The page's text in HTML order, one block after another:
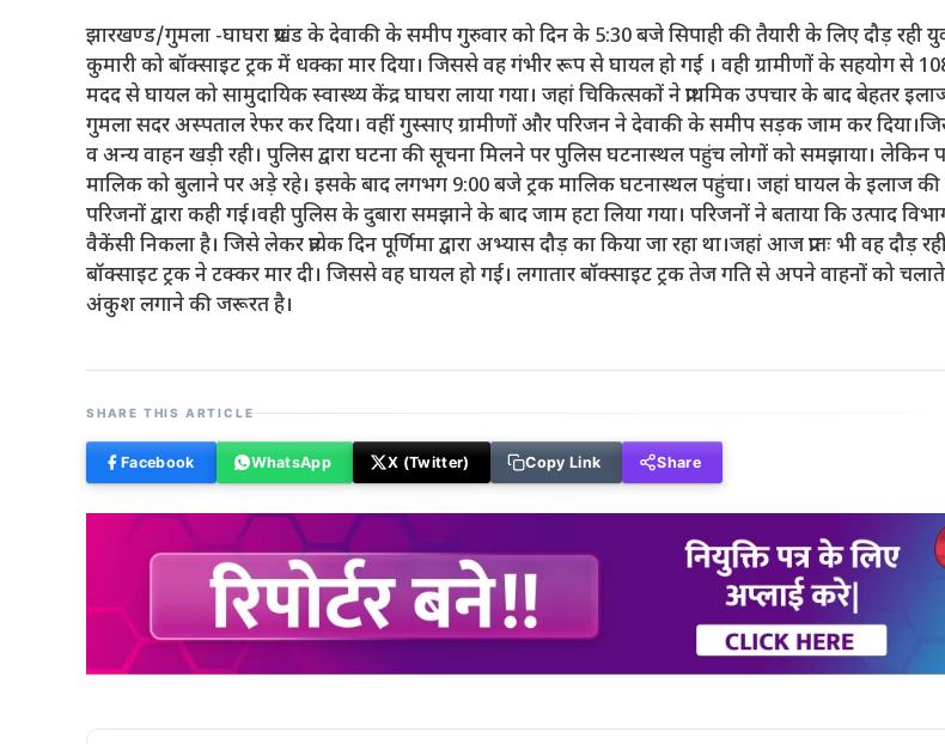
झारखण्ड/गुमला -घाघरा प्रखंड के देवाकी के समीप गुरुवार को दिन के 5:30 बजे सिपाही की तैयारी के लिए दौड़ रही
कुमारी को बॉक्साइट ट्रक में धक्का मार दिया। जिससे वह गंभीर रूप से घायल हो गई । वही ग्रामीणों के सहयोग से
मदद से घायल को सामुदायिक स्वास्थ्य केंद्र घाघरा लाया गया। जहां चिकित्सकों ने प्राथमिक उपचार के बाद बेहतर
गुमला सदर अस्पताल रेफर कर दिया। वहीं गुस्साए ग्रामीणों और परिजन ने देवाकी के समीप सड़क जाम कर
व अन्य वाहन खड़ी रही। पुलिस द्वारा घटना की सूचना मिलने पर पुलिस घटनास्थल पहुंच लोगों को समझाया। लेकिन
मालिक को बुलाने पर अड़े रहे। इसके बाद लगभग 9:00 बजे ट्रक मालिक घटनास्थल पहुंचा। जहां घायल के इलाज की
परिजनों द्वारा कही गई।वही पुलिस के दुबारा समझाने के बाद जाम हटा लिया गया। परिजनों ने बताया कि उत्पाद
वैकेंसी निकला है। जिसे लेकर प्रत्येक दिन पूर्णिमा द्वारा अभ्यास दौड़ का किया जा रहा था।जहां आज प्रातः भी वह दौड़
बॉक्साइट ट्रक ने टक्कर मार दी। जिससे वह घायल हो गई। लगातार बॉक्साइट ट्रक तेज गति से अपने वाहनों को
अंकुश लगाने की जरूरत है।
SHARE THIS ARTICLE
Facebook WhatsApp X (Twitter) Copy Link Share